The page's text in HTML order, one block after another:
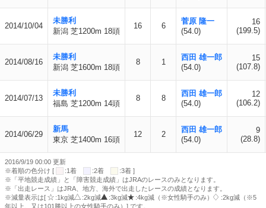
2014/10/04
未勝利
新潟 芝1200m 18頭
16 6
菅原 隆一
(54.0)
16
(199.5)
2014/08/16
未勝利
新潟 芝1600m 18頭
8 1
西田 雄一郎
(54.0)
15
(107.8)
2014/07/13
未勝利
福島 芝1200m 14頭
8 8
西田 雄一郎
(54.0)
12
(106.2)
2014/06/29
新馬
東京 芝1400m 16頭
12 2
西田 雄一郎
(54.0)
9
(28.8)
2016/9/19 00:00 更新
※着順の色分け [
:1着 :2着
:3着 ]
※「平地競走成績」と「障害競走成績」はJRAのレースのみとなります。
※「出走レース」はJRA、地方、海外で出走したレースの成績となります。
※減量表示は[
:1kg減 :2kg減 :3kg減 :4kg減（※女性騎手のみ）
:2kg減（※5
年以上、又は101勝以上の女性騎手のみ）] です。